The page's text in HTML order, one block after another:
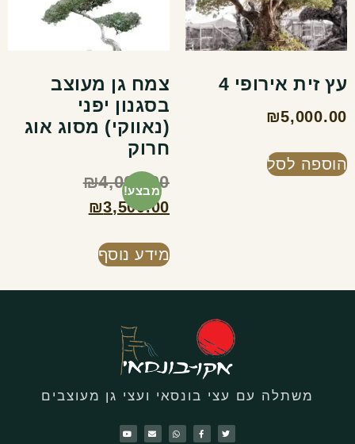
עץ זית אירופי 4
₪5,000.00
הוספה לסל
מבצע!
צמח גן מעוצב
בסגנון יפני
(נאווקי) מסוג אוג
חרוק
₪4,000.00
₪3,500.00
מידע נוסף
משתלה עם עצי בונסאי ועצי גן מעוצבים